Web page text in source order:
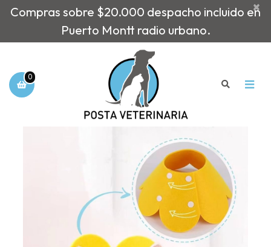
Compras sobre $20.000 despacho incluido en
Puerto Montt radio urbano.
×
0